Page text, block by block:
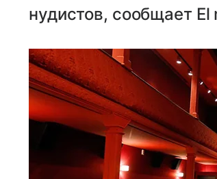
нудистов, сообщает El